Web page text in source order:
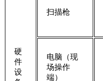
硬
件
设
扫描枪
电脑（现
场操作
端）